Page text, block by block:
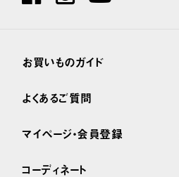
お買いものガイド
よくあるご質問
マイページ・会員登録
コーディネート